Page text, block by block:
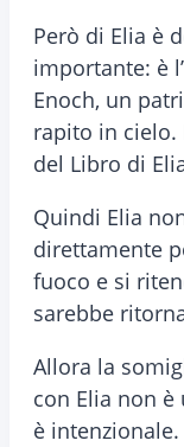
Però di Elia è
importante: è
Enoch, un
rapito in cielo.
del Libro di
Quindi Elia
direttamente
fuoco e si
sarebbe
Allora la
con Elia non è
è intenzionale.